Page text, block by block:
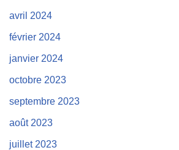
avril 2024
février 2024
janvier 2024
octobre 2023
septembre 2023
août 2023
juillet 2023